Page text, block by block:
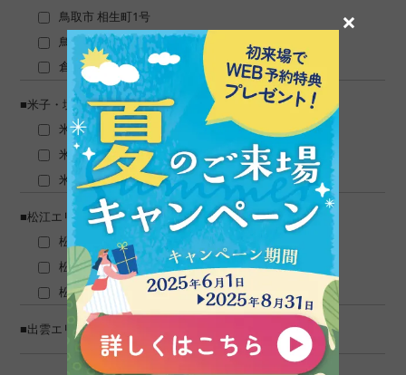
鳥取市 相生町1号
鳥取市 卯垣3号
倉吉市 米田町3号
■米子・境港エリア
米子市 両三柳1号
米子市 上福原5号
米子市 上福原7号
■松江エリア
松江市 浜佐田2号
松江市 東津田2号
松江市 出雲郷4号
■出雲エリア
その他
■問１０.マイホームのご計画についてお聞かせください（複数
回答可）
【内容】
新築購入
中古購入
新築購入、中古購入の場合お選びください
戸建て
マンション
×